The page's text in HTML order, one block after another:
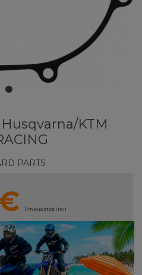
KTM
PARTS
(impuestos inc.)